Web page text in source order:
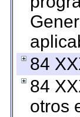
84
84
otros